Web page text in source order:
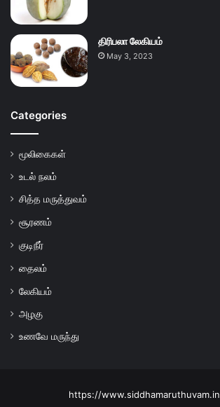
திரிபலா லேகியம்
May 3, 2023
Categories
மூலிகைகள்
உடல் நலம்
சித்த மருத்துவம்
சூரணம்
குடிநீர்
தைலம்
லேகியம்
அழகு
உணவே மருந்து
https://